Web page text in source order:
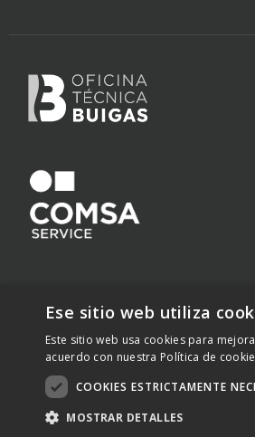
145, Rue Gustave Eiffel01630
Copyright ® 2023 –
Ese sitio web utiliza
Este sitio web usa cookies para
acuerdo con nuestra Política de
COOKIES ESTRICTAMENTE
MOSTRAR DETALLES